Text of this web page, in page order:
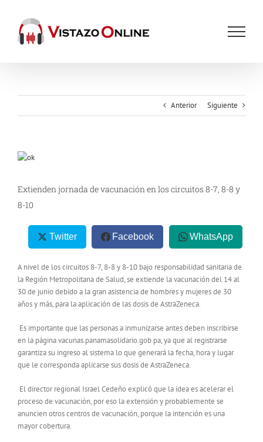
contenido
Anterior Siguiente
Ver
grande
Extienden jornada de vacunación en los circuitos 8-7, 8-8 y
8-10
Twitter Facebook WhatsApp
A nivel de los circuitos 8-7, 8-8 y 8-10 bajo responsabilidad sanitaria de
la Región Metropolitana de Salud, se extiende la vacunación del 14 al
30 de junio debido a la gran asistencia de hombres y mujeres de 30
años y más, para la aplicación de las dosis de AstraZeneca.
Es importante que las personas a inmunizarse antes deben inscribirse
en la página vacunas.panamasolidario.gob.pa, ya que al registrarse
garantiza su ingreso al sistema lo que generará la fecha, hora y lugar
que le corresponda aplicarse sus dosis de AstraZeneca.
El director regional Israel Cedeño explicó que la idea es acelerar el
proceso de vacunación, por eso la extensión y probablemente se
anuncien otros centros de vacunación, porque la intención es una
mayor cobertura.